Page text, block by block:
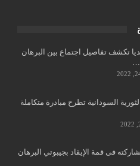
تكشف تفاصيل اجتماع بين البرهان
السودانية تطرح مبادرة متكاملة
فى قمة الإيقاد بجيبوتي البرهان